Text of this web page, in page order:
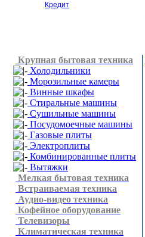
Кредит
Крупная бытовая техника
Холодильники
Морозильные камеры
Винные шкафы
Стиральные машины
Сушильные машины
Посудомоечные машины
Газовые плиты
Электроплиты
Комбинированные плиты
Вытяжки
Мелкая бытовая техника
Встраиваемая техника
Аудио-видео техника
Кофейное оборудование
Телевизоры
Климатическая техника